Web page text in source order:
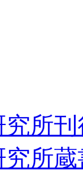
究所
所